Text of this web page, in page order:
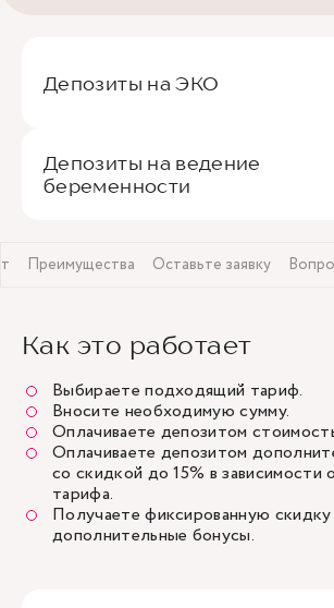
Депозиты на ЭКО
Депозиты на ведение
беременности
Преимущества Оставьте заявку
Как это работает
Выбираете подходящий тариф.
Вносите необходимую сумму.
Оплачиваете депозитом
Оплачиваете депозитом
со скидкой до 15% в зависимости
тарифа.
Получаете фиксированную скидку
дополнительные бонусы.